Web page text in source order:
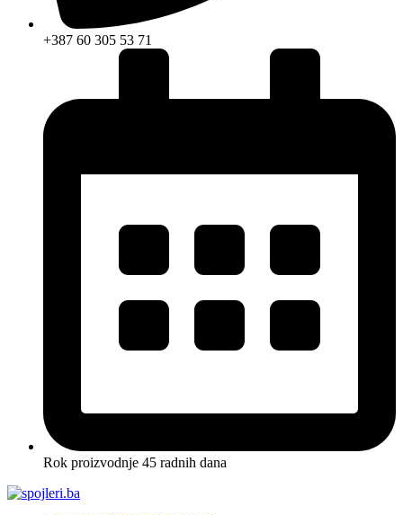
+387 60 305 53 71
Rok proizvodnje 45 radnih dana